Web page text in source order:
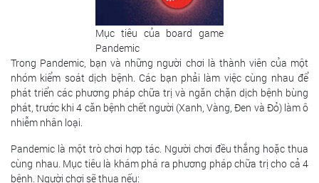
Mục tiêu của board game
Pandemic
Trong Pandemic, bạn và những người chơi là thành viên của một
nhóm kiểm soát dịch bệnh. Các bạn phải làm việc cùng nhau để
phát triển các phương pháp chữa trị và ngăn chặn dịch bệnh bùng
phát, trước khi 4 căn bệnh chết người (Xanh, Vàng, Đen và Đỏ) làm ô
nhiễm nhân loại.
Pandemic là một trò chơi hợp tác. Người chơi đều thắng hoặc thua
cùng nhau. Mục tiêu là khám phá ra phương pháp chữa trị cho cả 4
bệnh. Người chơi sẽ thua nếu: